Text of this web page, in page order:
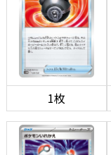
1枚